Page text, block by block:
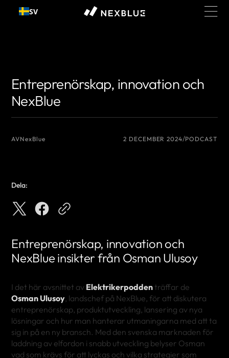
Gå till
innehållet
SV
Entreprenörskap, innovation och
NexBlue
AVNexBlue 2 DECEMBER 2024 PODCAST
Dela:
Entreprenörskap, innovation och
NexBlue insikter från Osman Ulusoy
I det här avsnittet av Elektrikerpodden träffar de
Osman Ulusoy, landschef på NexBlue, för att diskutera
entreprenörskap, produktutveckling, lansering av nya
lösningar och hur man hanterar utmaningarna med att ta
sig in på en ny bransch. Med den svenska marknaden för
laddning av elfordon i snabb utveckling belyser Osman
vad som krävs för att lyckas och vilka strategier som